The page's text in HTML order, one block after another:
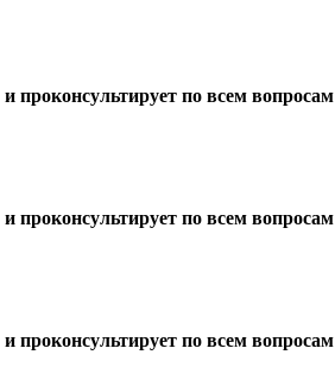
и проконсультирует по всем вопросам
и проконсультирует по всем вопросам
и проконсультирует по всем вопросам